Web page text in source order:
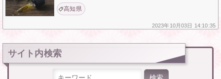
高知県
2023年10月03日 14:10:35
サイト内検索